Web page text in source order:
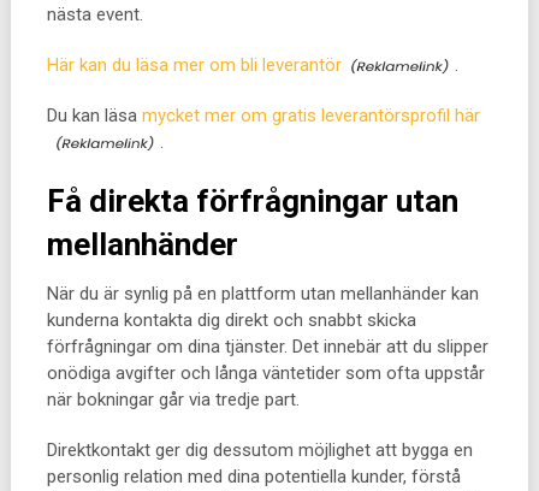
nästa event.
Här kan du läsa mer om bli leverantör .
Du kan läsa mycket mer om gratis leverantörsprofil här
.
Få direkta förfrågningar utan
mellanhänder
När du är synlig på en plattform utan mellanhänder kan
kunderna kontakta dig direkt och snabbt skicka
förfrågningar om dina tjänster. Det innebär att du slipper
onödiga avgifter och långa väntetider som ofta uppstår
när bokningar går via tredje part.
Direktkontakt ger dig dessutom möjlighet att bygga en
personlig relation med dina potentiella kunder, förstå